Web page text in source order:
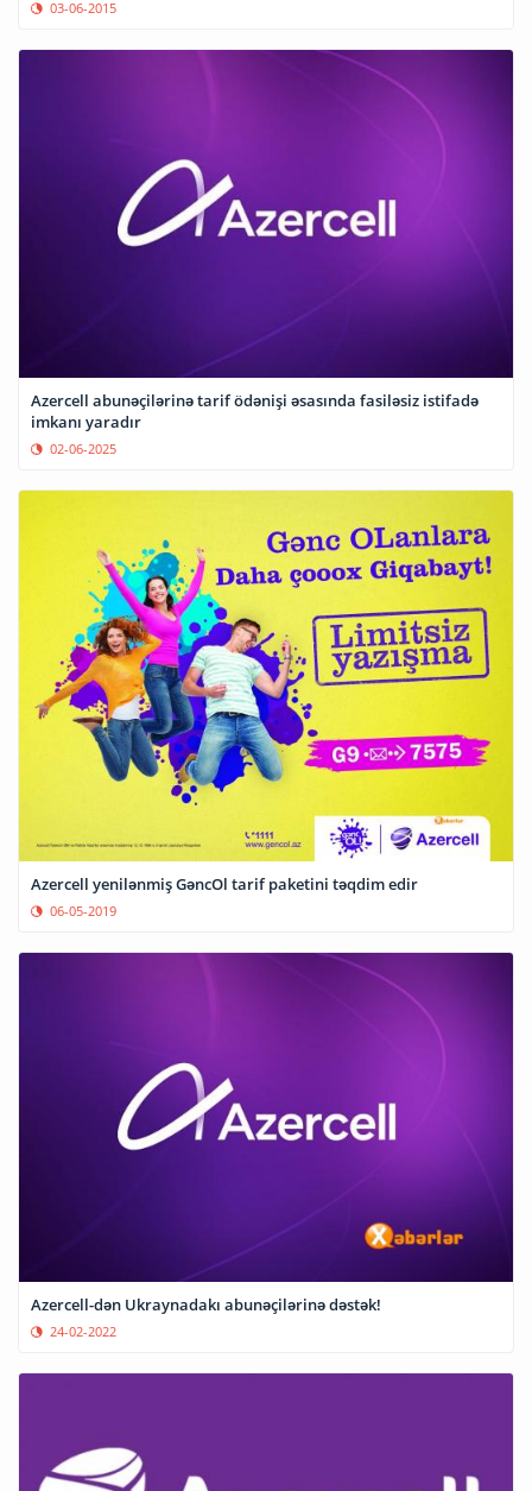
03-06-2015
Azercell abunəçilərinə tarif ödənişi əsasında fasiləsiz istifadə
imkanı yaradır
02-06-2025
Azercell yenilənmiş GəncOl tarif paketini təqdim edir
06-05-2019
Azercell-dən Ukraynadakı abunəçilərinə dəstək!
24-02-2022